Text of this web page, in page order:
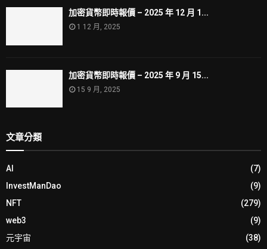
加密貨幣即時報價 – 2025 年 12 月 1...
1 12 月, 2025
加密貨幣即時報價 – 2025 年 9 月 15...
15 9 月, 2025
文章分類
AI
(7)
InvestManDao
(9)
NFT
(279)
web3
(9)
元宇宙
(38)